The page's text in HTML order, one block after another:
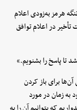
هرمز به‌زودی اعلام
در اعلام توافق
تا پاسخ را بشنویم.»
برای باز کردن
به زمان در مورد